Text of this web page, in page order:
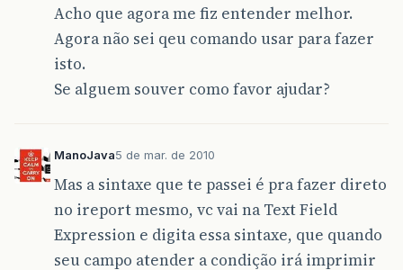
Acho que agora me fiz entender melhor.
Agora não sei qeu comando usar para fazer
isto.
Se alguem souver como favor ajudar?
ManoJava5 de mar. de 2010
Mas a sintaxe que te passei é pra fazer direto
no ireport mesmo, vc vai na Text Field
Expression e digita essa sintaxe, que quando
seu campo atender a condição irá imprimir